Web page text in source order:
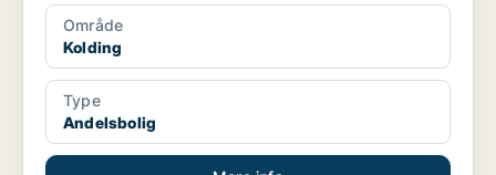
Område
Kolding
Type
Andelsbolig